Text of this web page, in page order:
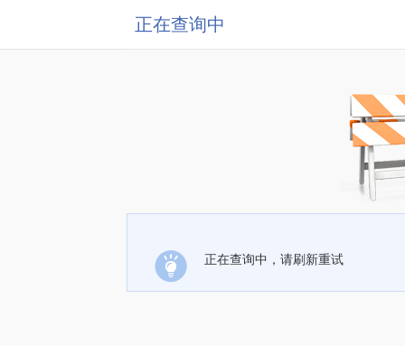
正在查询中
正在查询中，请刷新重试